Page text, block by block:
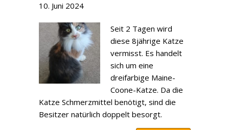
10. Juni 2024
Seit 2 Tagen wird
diese 8jährige Katze
vermisst. Es handelt
sich um eine
dreifarbige Maine-
Coone-Katze. Da die
Katze Schmerzmittel benötigt, sind die
Besitzer natürlich doppelt besorgt.